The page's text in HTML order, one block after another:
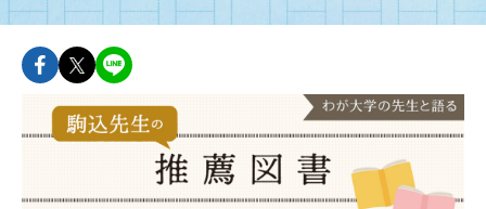
facebookでshareできます
twitterでshareできます